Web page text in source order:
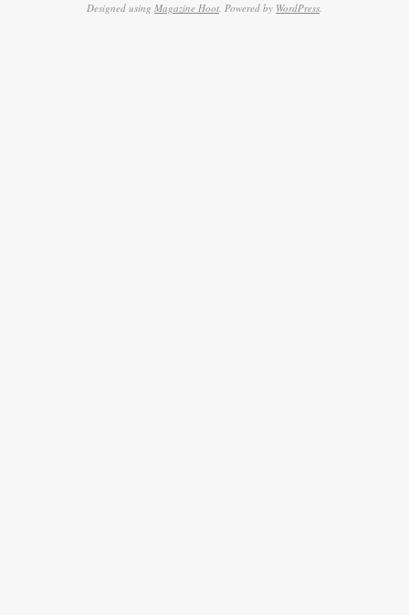
Designed using Magazine Hoot. Powered by WordPress.